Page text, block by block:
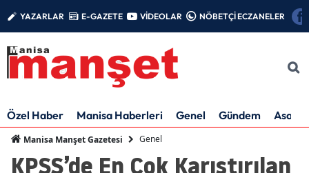
YAZARLAR E-GAZETE VİDEOLAR NÖBETÇİ ECZANELER
Özel Haber Manisa Haberleri Genel Gündem Asayiş
Manisa Manşet Gazetesi Genel
KPSS’de En Çok Karıştırılan